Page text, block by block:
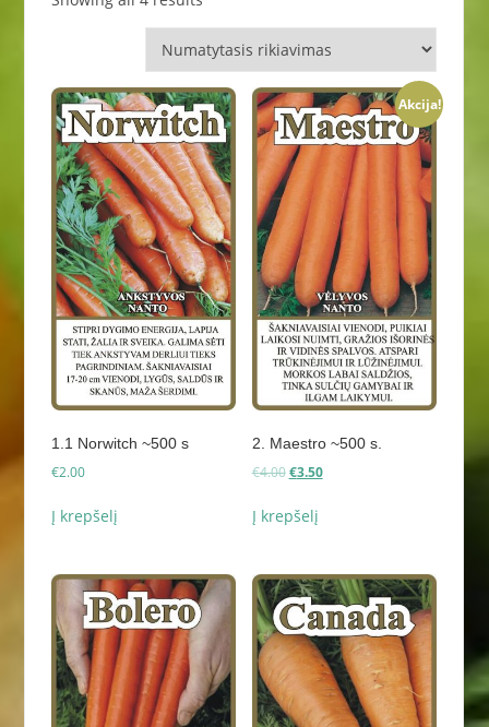
1.1 Norwitch ~500 s
€2.00
Į krepšelį
Akcija!
2. Maestro ~500 s.
€4.00 Original
was:
€3.50Current
Į krepšelį